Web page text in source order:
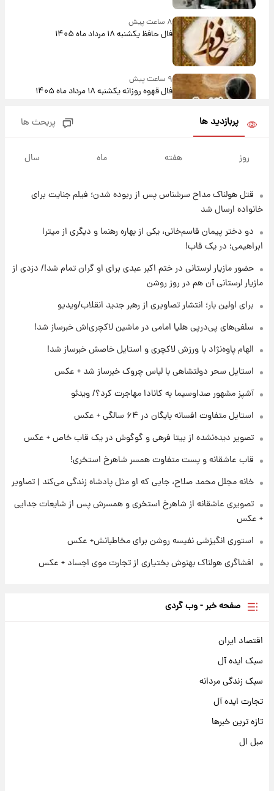
۸ ساعت پیش
فال حافظ یکشنبه ۱۸ مرداد ماه ۱۴۰۵
۹ ساعت پیش
فال قهوه روزانه یکشنبه ۱۸ مرداد ماه ۱۴۰۵
۱۷ ساعت پیش
لیونل مسی عزادار شد! + جزئیات
۲۱ ساعت پیش
لحظه برخورد رعد و برق به ساختمان مرکز تجارت
جهانی در آمریکا + فیلم
۲۱ ساعت پیش
برای اولین بار؛ انتشار تصاویری از رهبر جدید
انقلاب/ویدیو
تصاویر عمامه بستن به شیوه خاتمی/ویدیو
پربازدید ها پربحث ها
روز هفته ماه سال
قتل هولناک مداح سرشناس پس از ربوده شدن؛ فیلم جنایت برای
خانواده ارسال شد
دو دختر پیمان قاسم‌خانی، یکی از بهاره رهنما و دیگری از میترا
ابراهیمی؛ در یک قاب!
حضور مازیار لرستانی در ختم اکبر عبدی برای او گران تمام شد!/ دزدی از
مازیار لرستانی آن هم در روز روشن
برای اولین بار؛ انتشار تصاویری از رهبر جدید انقلاب/ویدیو
سلفی‌های پی‌درپی هلیا امامی در ماشین لاکچری‌اش خبرساز شد!
الهام پاوه‌نژاد با ورزش لاکچری و استایل خاصش خبرساز شد!
استایل سحر دولتشاهی با لباس چروک خبرساز شد + عکس
آشپز مشهور صداوسیما به کانادا مهاجرت کرد؟/ ویدئو
استایل متفاوت افسانه بایگان در ۶۴ سالگی + عکس
تصویر دیده‌نشده از بیتا فرهی و گوگوش در یک قاب خاص + عکس
قاب عاشقانه و پست متفاوت همسر شاهرخ استخری!
خانه مجلل محمد صلاح، جایی که او مثل پادشاه زندگی می‌کند | تصاویر
تصویری عاشقانه از شاهرخ استخری و همسرش پس از شایعات جدایی
+ عکس
استوری انگیزشی نفیسه روشن برای مخاطبانش+ عکس
افشاگری هولناک بهنوش بختیاری از تجارت موی اجساد + عکس
صفحه خبر - وب گردی
اقتصاد ایران
سبک ایده آل
سبک زندگی مردانه
تجارت ایده آل
تازه ترین خبرها
مبل ال